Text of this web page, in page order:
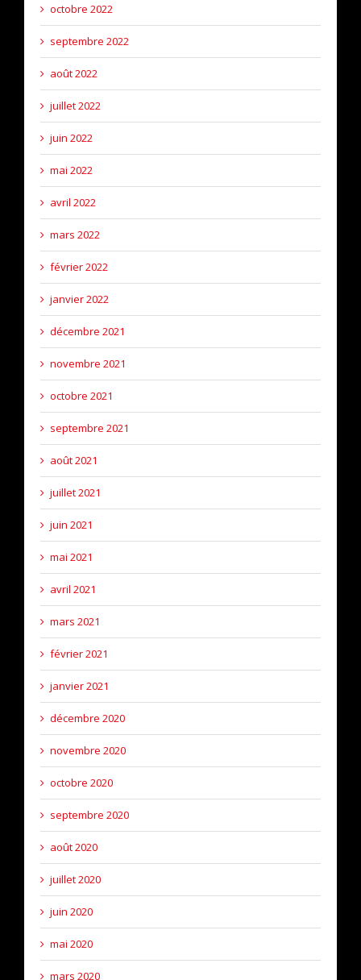
octobre 2022
septembre 2022
août 2022
juillet 2022
juin 2022
mai 2022
avril 2022
mars 2022
février 2022
janvier 2022
décembre 2021
novembre 2021
octobre 2021
septembre 2021
août 2021
juillet 2021
juin 2021
mai 2021
avril 2021
mars 2021
février 2021
janvier 2021
décembre 2020
novembre 2020
octobre 2020
septembre 2020
août 2020
juillet 2020
juin 2020
mai 2020
mars 2020